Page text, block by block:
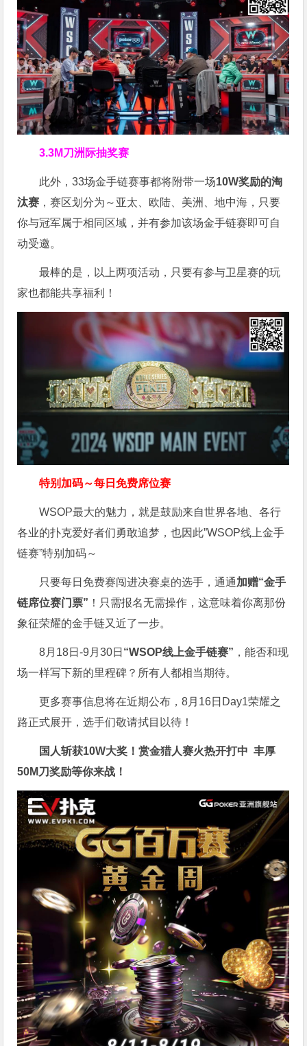
3.3M刀洲际抽奖赛
此外，33场金手链赛事都将附带一场10W奖励的淘
汰赛 ，赛区划分为～亚太、欧陆、美洲、地中海，只要
你与冠军属于相同区域，并有参加该场金手链赛即可自
动受邀。
最棒的是，以上两项活动，只要有参与卫星赛的玩
家也都能共享福利！
特别加码～每日免费席位赛
WSOP最大的魅力，就是鼓励来自世界各地、各行
各业的扑克爱好者们勇敢追梦，也因此”WSOP线上金手
链赛”特别加码～
只要每日免费赛闯进决赛桌的选手，通通加赠“金手
链席位赛门票” ！只需报名无需操作，这意味着你离那份
象征荣耀的金手链又近了一步。
8月18日-9月30日 “WSOP线上金手链赛” ，能否和现
场一样写下新的里程碑？所有人都相当期待。
更多赛事信息将在近期公布，8月16日Day1荣耀之
路正式展开，选手们敬请拭目以待！
国人斩获10W大奖！赏金猎人赛火热开打中 丰厚
50M刀奖励等你来战！